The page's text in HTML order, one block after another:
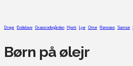
Drejø Endelave Græsrodsgården Hjerk Lyø Omø Røsnæs Samsø
Børn på ølejr